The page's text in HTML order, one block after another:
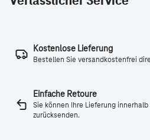
Kostenlose Lieferung
Bestellen Sie versandkostenfrei
Einfache Retoure
Sie können Ihre Lieferung
zurücksenden.